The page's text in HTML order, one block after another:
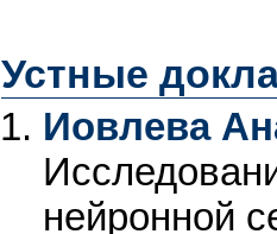
Устные
Иовлева
нейронной